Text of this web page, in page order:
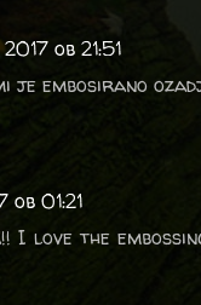
ob 21:51
je embosirano
ob 01:21
I love the